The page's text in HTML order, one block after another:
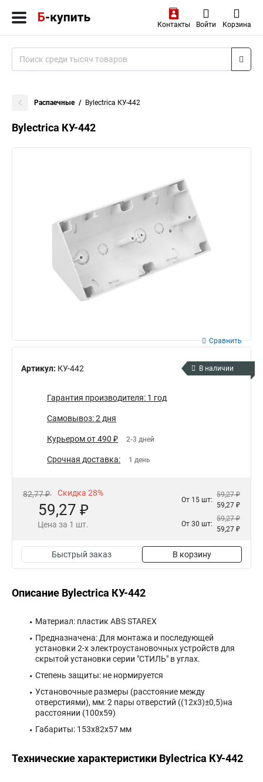
Контакты Войти Корзина
Распаечные Bylectrica КУ-442
Bylectrica КУ-442
Артикул: КУ-442
Сравнить
В наличии
Гарантия производителя: 1 год
Самовывоз: 2 дня
Курьером от 490 ₽ 2-3 дней
Срочная доставка: 1 день
82,77 ₽ Скидка 28%
59,27 ₽
Цена за 1 шт.
От 15 шт:
59,27 ₽
59,27 ₽
От 30 шт:
59,27 ₽
59,27 ₽
Быстрый заказ В корзину
Описание Bylectrica КУ-442
Материал: пластик АВS STAREX
Предназначена: Для монтажа и последующей
установки 2-х электроустановочных устройств для
скрытой установки серии "СТИЛЬ" в углах.
Степень защиты: не нормируется
Установочные размеры (расстояние между
отверстиями), мм: 2 пары отверстий ((12х3)±0,5)на
расстоянии (100х59)
Габариты: 153x82x57 мм
Технические характеристики Bylectrica КУ-442